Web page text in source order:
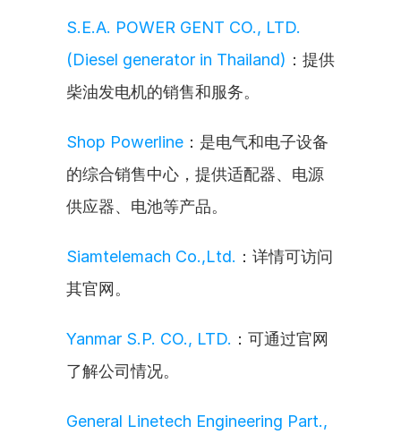
S.E.A. POWER GENT CO., LTD.
(Diesel generator in Thailand) ：提供
柴油发电机的销售和服务。
Shop Powerline ：是电气和电子设备
的综合销售中心，提供适配器、电源
供应器、电池等产品。
Siamtelemach Co.,Ltd. ：详情可访问
其官网。
Yanmar S.P. CO., LTD. ：可通过官网
了解公司情况。
General Linetech Engineering Part.,